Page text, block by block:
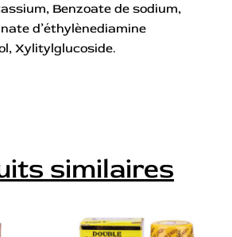
Benzoate de sodium,
d’éthylènediamine
Xylitylglucoside.
similaires